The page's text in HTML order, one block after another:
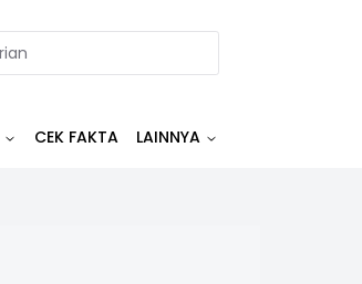
CEK FAKTA LAINNYA